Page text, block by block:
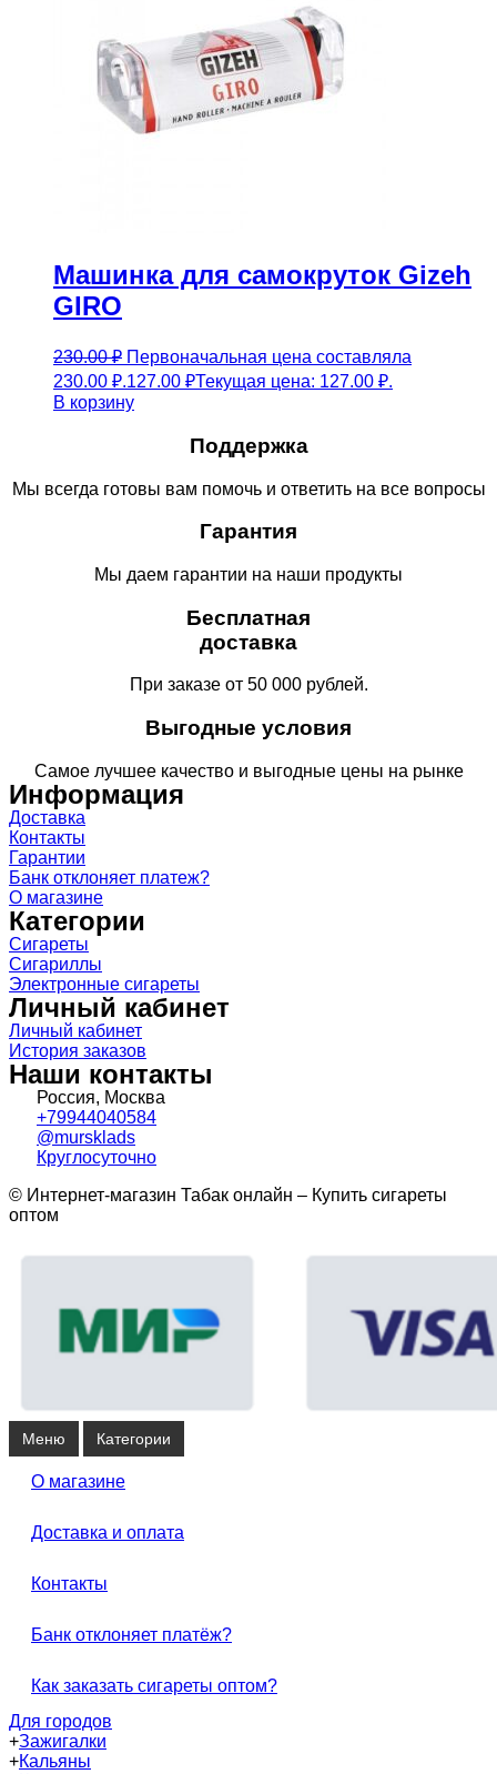
Машинка для самокруток Gizeh
GIRO
230.00₽ Первоначальная цена составляла
230.00 ₽.127.00 ₽Текущая цена: 127.00 ₽.
В корзину
Поддержка
Мы всегда готовы вам помочь и ответить на все вопросы
Гарантия
Мы даем гарантии на наши продукты
Бесплатная
доставка
При заказе от 50 000 рублей.
Выгодные условия
Самое лучшее качество и выгодные цены на рынке
Информация
Доставка
Контакты
Гарантии
Банк отклоняет платеж?
О магазине
Категории
Сигареты
Сигариллы
Электронные сигареты
Личный кабинет
Личный кабинет
История заказов
Наши контакты
Россия, Москва
+79944040584
@mursklads
Круглосуточно
© Интернет-магазин Табак онлайн – Купить сигареты
оптом
Меню Категории
О магазине
Доставка и оплата
Контакты
Банк отклоняет платёж?
Как заказать сигареты оптом?
Для городов
+Зажигалки
+Кальяны